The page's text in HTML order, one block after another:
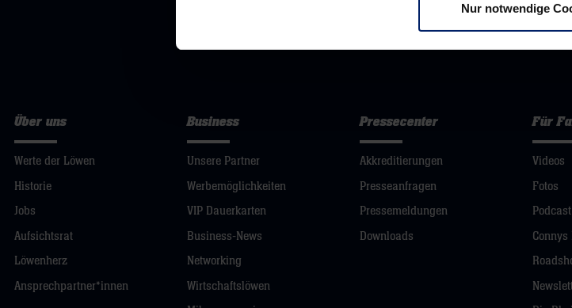
Nur notwendige
Rhein-Neckar
Über uns
Werte der Löwen
Historie
Jobs
Aufsichtsrat
Löwenherz
Ansprechpartner*innen
Business
Unsere Partner
Werbemöglichkeiten
VIP Dauerkarten
Business-News
Networking
Wirtschaftslöwen
Pressecenter
Akkreditierungen
Presseanfragen
Pressemeldungen
Downloads
Für
Videos
Fotos
Podcast
Connys